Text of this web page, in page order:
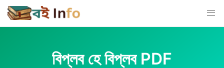
Skip
to
content
বিপ্লব হে বিপ্লব PDF